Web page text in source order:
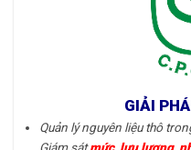
GIẢI
Quản lý nguyên liệu thô
Giám sátmức, lưu lượng,